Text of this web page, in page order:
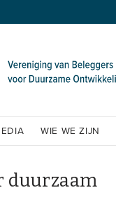
WIE WE ZIJN
duurzaam